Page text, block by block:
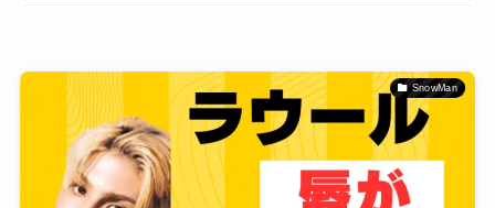
SnowMan